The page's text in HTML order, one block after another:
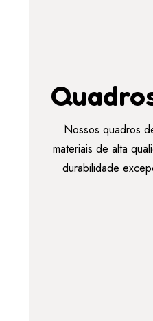
Nossos quadros
materiais de alta
durabilidade